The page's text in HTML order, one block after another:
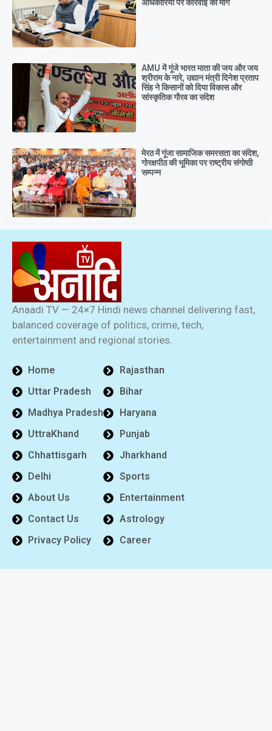
अधिकारियों पर कार्रवाई की मांग
AMU में गूंजे भारत माता की जय और जय
श्रीराम के नारे, उद्यान मंत्री दिनेश प्रताप
सिंह ने किसानों को दिया विकास और
सांस्कृतिक गौरव का संदेश
मेरठ में गूंजा सामाजिक समरसता का संदेश,
गोरक्षपीठ की भूमिका पर राष्ट्रीय संगोष्ठी
सम्पन्न
Anaadi TV — 24×7 Hindi news channel delivering fast,
balanced coverage of politics, crime, tech,
entertainment and regional stories.
Home
Uttar Pradesh
Madhya Pradesh
UttraKhand
Chhattisgarh
Delhi
About Us
Contact Us
Privacy Policy
Rajasthan
Bihar
Haryana
Punjab
Jharkhand
Sports
Entertainment
Astrology
Career